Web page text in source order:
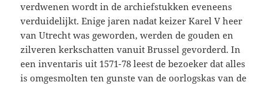
verdwenen wordt in de archiefstukken eveneens
verduidelijkt. Enige jaren nadat keizer Karel V heer
van Utrecht was geworden, werden de gouden en
zilveren kerkschatten vanuit Brussel gevorderd. In
een inventaris uit 1571-78 leest de bezoeker dat alles
is omgesmolten ten gunste van de oorlogskas van de